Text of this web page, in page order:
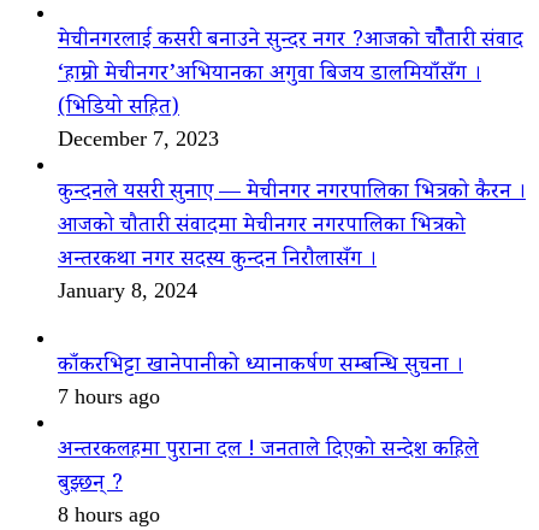
मेचीनगरलाई कसरी बनाउने सुन्दर नगर ?आजको चौैतारी संवाद
‘हाम्रो मेचीनगर’अभियानका अगुवा बिजय डालमियाँसँग ।
(भिडियो सहित)
December 7, 2023
कुन्दनले यसरी सुनाए — मेचीनगर नगरपालिका भित्रको कैरन ।
आजको चौतारी संवादमा मेचीनगर नगरपालिका भित्रको
अन्तरकथा नगर सदस्य कुन्दन निरौलासँग ।
January 8, 2024
काँकरभिट्टा खानेपानीको ध्यानाकर्षण सम्बन्धि सुचना ।
7 hours ago
अन्तरकलहमा पुराना दल ! जनताले दिएको सन्देश कहिले
बुझ्छन् ?
8 hours ago